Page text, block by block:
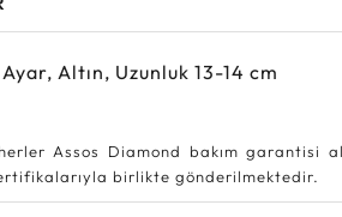
Ayar, Altın, Uzunluk 13-14 cm
Assos Diamond bakım garantisi
birlikte gönderilmektedir.